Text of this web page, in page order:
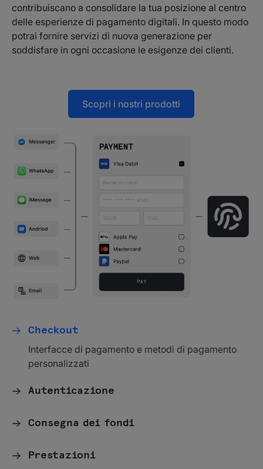
contribuiscano a consolidare la tua posizione al centro
delle esperienze di pagamento digitali. In questo modo
potrai fornire servizi di nuova generazione per
soddisfare in ogni occasione le esigenze dei clienti.
Checkout
Interfacce di pagamento e metodi di pagamento
personalizzati
Autenticazione
Consegna dei fondi
Prestazioni
Scopri i nostri prodotti